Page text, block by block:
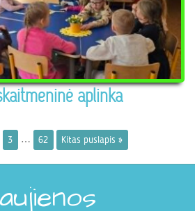
aplinka
3 … 62 Kitas puslapis »